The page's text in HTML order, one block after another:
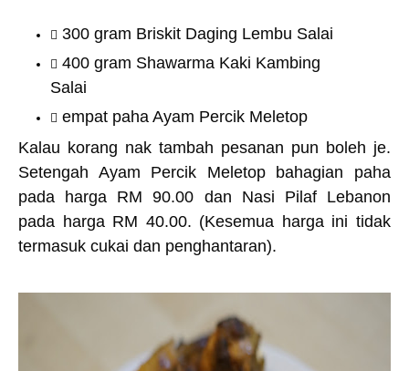
300 gram Briskit Daging Lembu Salai
400 gram Shawarma Kaki Kambing
Salai
empat paha Ayam Percik Meletop
Kalau korang nak tambah pesanan pun boleh je.
Setengah Ayam Percik Meletop bahagian paha
pada harga RM 90.00 dan Nasi Pilaf Lebanon
pada harga RM 40.00. (Kesemua harga ini tidak
termasuk cukai dan penghantaran).